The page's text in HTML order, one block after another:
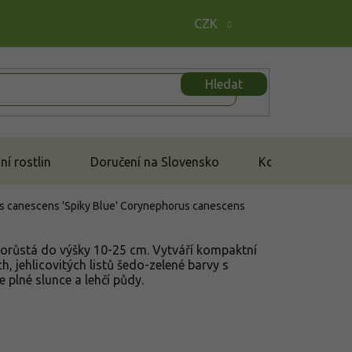
CZK
Hledat
rostlin Doručení na Slovensko Kontakt
canescens 'Spiky Blue' Corynephorus canescens
do výšky 10-25 cm. Vytváří kompaktní
jehlicovitých listů šedo-zelené barvy s
plné slunce a lehčí půdy.